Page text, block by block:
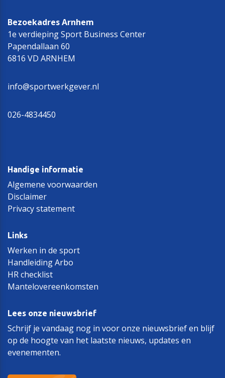
Bezoekadres Arnhem
1e verdieping Sport Business Center
Papendallaan 60
6816 VD ARNHEM
info@sportwerkgever.nl
026-4834450
Handige informatie
Algemene voorwaarden
Disclaimer
Privacy statement
Links
Werken in de sport
Handleiding Arbo
HR checklist
Mantelovereenkomsten
Lees onze nieuwsbrief
Schrijf je vandaag nog in voor onze nieuwsbrief en blijf
op de hoogte van het laatste nieuws, updates en
evenementen.